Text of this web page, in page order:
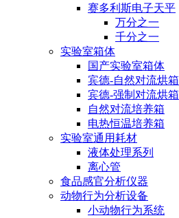
赛多利斯电子天平
万分之一
千分之一
实验室箱体
国产实验室箱体
宾德-自然对流烘箱
宾德-强制对流烘箱
自然对流培养箱
电热恒温培养箱
实验室通用耗材
液体处理系列
离心管
食品感官分析仪器
动物行为分析设备
小动物行为系统